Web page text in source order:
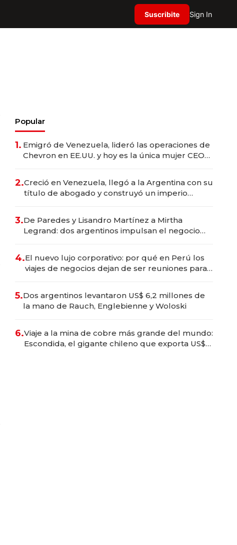
Suscribite Sign In
Popular
1. Emigró de Venezuela, lideró las operaciones de
Chevron en EE.UU. y hoy es la única mujer CEO
2.Creció en Venezuela, llegó a la Argentina con su
título de abogado y construyó un imperio
3.De Paredes y Lisandro Martínez a Mirtha
Legrand: dos argentinos impulsan el negocio
4.El nuevo lujo corporativo: por qué en Perú los
viajes de negocios dejan de ser reuniones para
5.Dos argentinos levantaron US$ 6,2 millones de
la mano de Rauch, Englebienne y Woloski
6.Viaje a la mina de cobre más grande del mundo:
Escondida, el gigante chileno que exporta US$